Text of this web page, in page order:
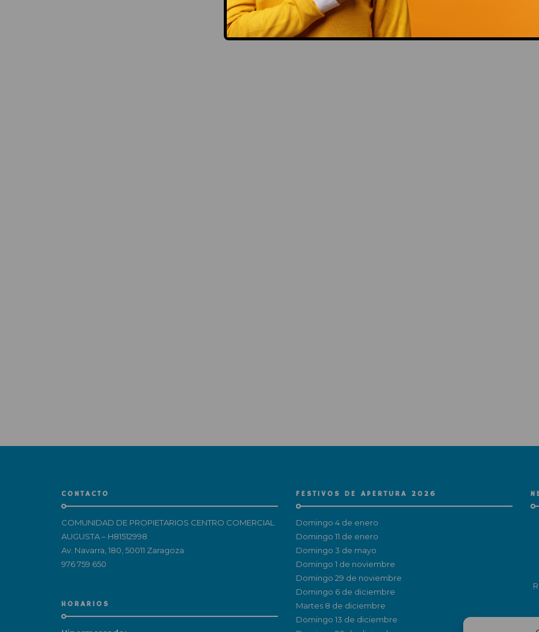
CONTACTO
COMUNIDAD DE PROPIETARIOS CENTRO COMERCIAL
AUGUSTA – H81512998
Av. Navarra, 180, 50011 Zaragoza
976 759 650
HORARIOS
FESTIVOS DE APERTURA 2026
Domingo 4 de enero
Domingo 11 de enero
Domingo 3 de mayo
Domingo 1 de noviembre
Domingo 29 de noviembre
Domingo 6 de diciembre
Martes 8 de diciembre
Domingo 13 de diciembre